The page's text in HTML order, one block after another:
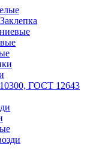
ГОСТ 12643